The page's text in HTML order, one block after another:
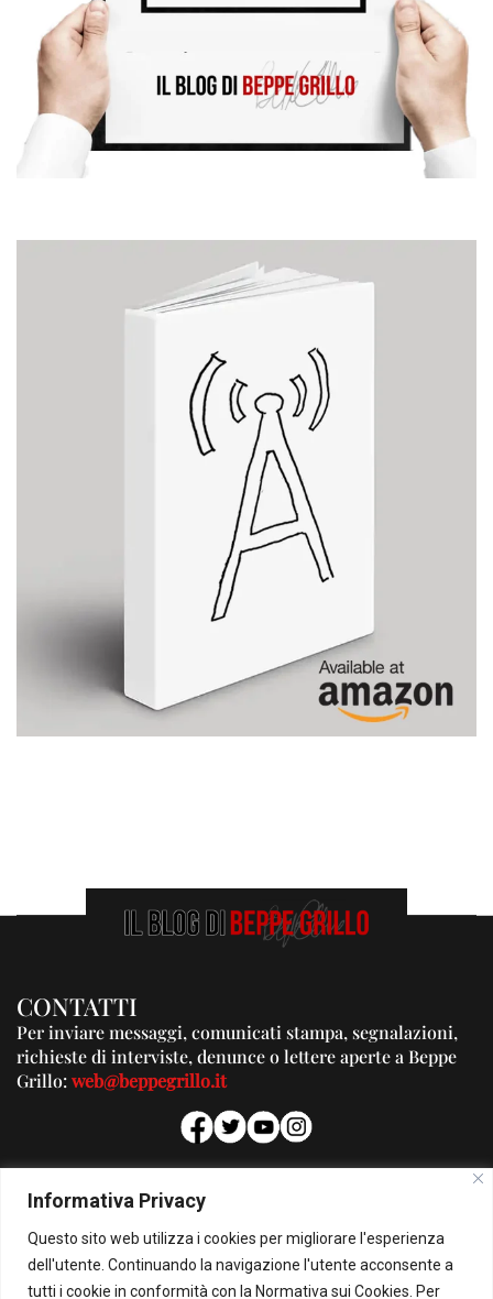
Informativa Privacy
Questo sito web utilizza i cookies per migliorare l'esperienza
dell'utente. Continuando la navigazione l'utente acconsente a
tutti i cookie in conformità con la Normativa sui Cookies. Per
CONTATTI
Per inviare messaggi, comunicati stampa, segnalazioni,
richieste di interviste, denunce o lettere aperte a Beppe
Grillo:web@beppegrillo.it
PUBBLICITA'
Per la tua pubblicità su questo Blog:
pubblicita@beppegrillo.it